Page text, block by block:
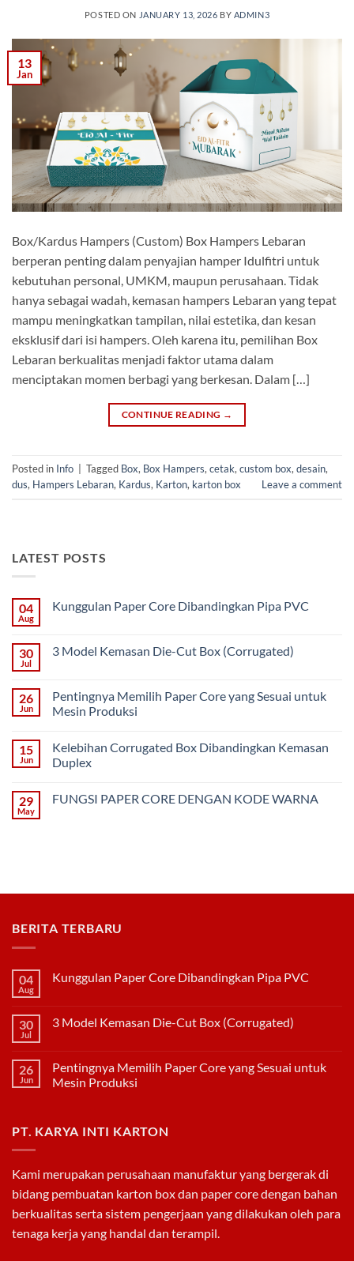
POSTED ON JANUARY 13, 2026 BY ADMIN3
13
Jan
Box/Kardus Hampers (Custom) Box Hampers Lebaran
berperan penting dalam penyajian hamper Idulfitri untuk
kebutuhan personal, UMKM, maupun perusahaan. Tidak
hanya sebagai wadah, kemasan hampers Lebaran yang tepat
mampu meningkatkan tampilan, nilai estetika, dan kesan
eksklusif dari isi hampers. Oleh karena itu, pemilihan Box
Lebaran berkualitas menjadi faktor utama dalam
menciptakan momen berbagi yang berkesan. Dalam […]
CONTINUE READING →
Posted in Info Tagged Box, Box Hampers, cetak, custom box, desain,
dus, Hampers Lebaran, Kardus, Karton, karton box Leave a comment
LATEST POSTS
04
Aug
Kunggulan Paper Core Dibandingkan Pipa PVC
Kunggulan
Pipa
PVC
30
Jul
3 Model Kemasan Die-Cut Box (Corrugated)
3
Model
Kemasan
Box
(Corrugated)
26
Jun
Pentingnya Memilih Paper Core yang Sesuai untuk
Mesin Produksi
on
Pentingnya
Memilih
yang
15
Jun
Kelebihan Corrugated Box Dibandingkan Kemasan
Duplex
on
29
May
FUNGSI PAPER CORE DENGAN KODE WARNA
WARNA
BERITA TERBARU
04
Aug
Kunggulan Paper Core Dibandingkan Pipa PVC
Kunggulan
Pipa
PVC
30
Jul
3 Model Kemasan Die-Cut Box (Corrugated)
3
Model
Kemasan
(Corrugated)
26
Jun
Pentingnya Memilih Paper Core yang Sesuai untuk
Mesin Produksi
Pentingnya
Memilih
Sesuai
untuk
Mesin
Produksi
PT. KARYA INTI KARTON
Kami merupakan perusahaan manufaktur yang bergerak di
bidang pembuatan karton boxdan paper coredengan bahan
berkualitas serta sistem pengerjaan yang dilakukan oleh para
tenaga kerja yang handal dan terampil.